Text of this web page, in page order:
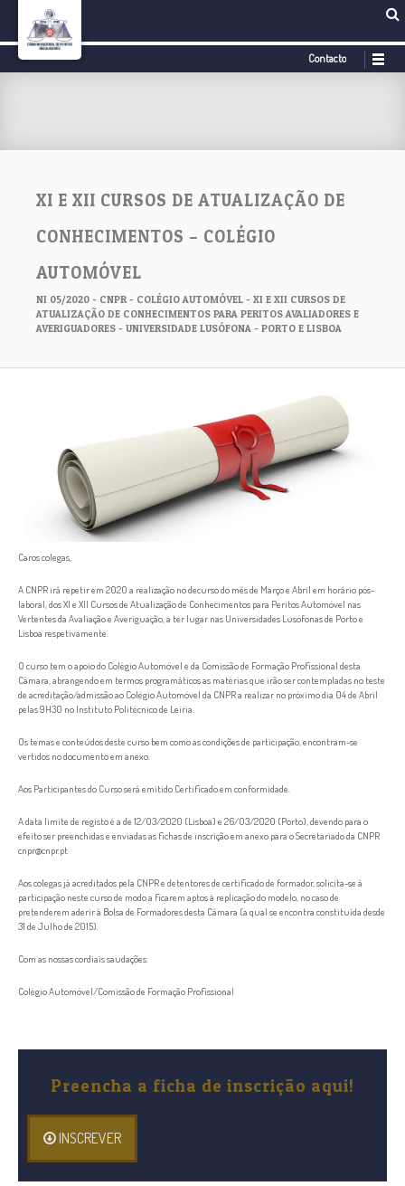
Contacto
XI E XII CURSOS DE ATUALIZAÇÃO DE
CONHECIMENTOS – COLÉGIO
AUTOMÓVEL
NI 05/2020 - CNPR - COLÉGIO AUTOMÓVEL - XI E XII CURSOS DE
ATUALIZAÇÃO DE CONHECIMENTOS PARA PERITOS AVALIADORES E
AVERIGUADORES - UNIVERSIDADE LUSÓFONA - PORTO E LISBOA
Caros colegas,
A CNPR irá repetir em 2020 a realização no decurso do mês de Março e Abril em horário pós-
laboral, dos XI e XII Cursos de Atualização de Conhecimentos para Peritos Automóvel nas
Vertentes da Avaliação e Averiguação, a ter lugar nas Universidades Lusófonas de Porto e
Lisboa respetivamente.
O curso tem o apoio do Colégio Automóvel e da Comissão de Formação Profissional desta
Câmara, abrangendo em termos programáticos as matérias que irão ser contempladas no teste
de acreditação/admissão ao Colégio Automóvel da CNPR a realizar no próximo dia 04 de Abril
pelas 9H30 no Instituto Politécnico de Leiria.
Os temas e conteúdos deste curso bem como as condições de participação, encontram-se
vertidos no documento em anexo.
Aos Participantes do Curso será emitido Certificado em conformidade.
A data limite de registo é a de 12/03/2020 (Lisboa) e 26/03/2020 (Porto), devendo para o
efeito ser preenchidas e enviadas as fichas de inscrição em anexo para o Secretariado da CNPR
cnpr@cnpr.pt
Aos colegas já acreditados pela CNPR e detentores de certificado de formador, solicita-se à
participação neste curso de modo a ficarem aptos à replicação do modelo, no caso de
pretenderem aderir à Bolsa de Formadores desta Câmara (a qual se encontra constituída desde
31 de Julho de 2015).
Com as nossas cordiais saudações.
Colégio Automóvel/Comissão de Formação Profissional
Preencha a ficha de inscrição aqui!
INSCREVER